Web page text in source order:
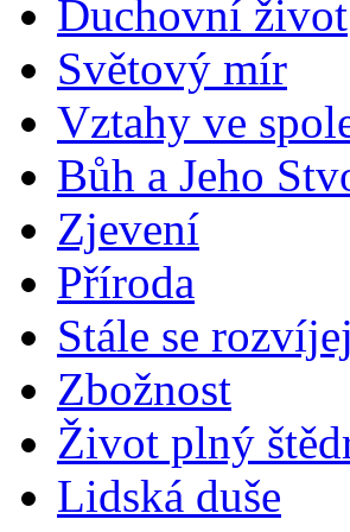
Duchovní život
Světový mír
Vztahy ve
Bůh a Jeho
Zjevení
Příroda
Stále se
Zbožnost
Život plný
Lidská duše